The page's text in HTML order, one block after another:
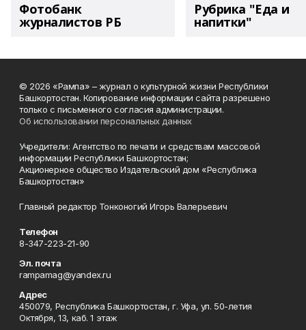
Фотобанк
журналистов РБ
Рубрика "Еда и
напитки"
© 2026 «Рампа» – журнал о культурной жизни Республики
Башкортостан. Копирование информации сайта разрешено
только с письменного согласия администрации.
Об использовании персональных данных
Учредители: Агентство по печати и средствам массовой
информации Республики Башкортостан;
Акционерное общество Издательский дом «Республика
Башкортостан»
Главный редактор Тонконогий Игорь Валерьевич
Телефон
8-347-223-21-90
Эл. почта
rampamag@yandex.ru
Адрес
450079, Республика Башкортостан, г. Уфа, ул. 50-летия
Октября, 13, каб. 1 этаж